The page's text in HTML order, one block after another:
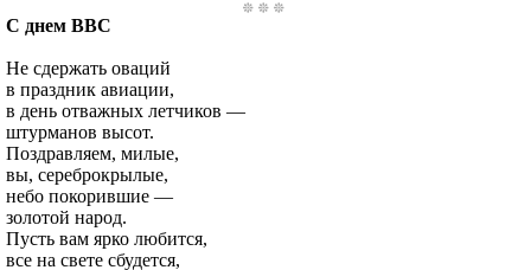
С днем ВВС
Не сдержать оваций
в праздник авиации,
в день отважных летчиков —
штурманов высот.
Поздравляем, милые,
вы, сереброкрылые,
небо покорившие —
золотой народ.
Пусть вам ярко любится,
все на свете сбудется,